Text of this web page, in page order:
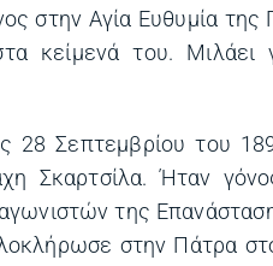
στην Αγία Ευθυμία
κείμενά του.
28 Σεπτεμβρίου του
Σκαρτσίλα. Ήταν
της
στην Πάτρα